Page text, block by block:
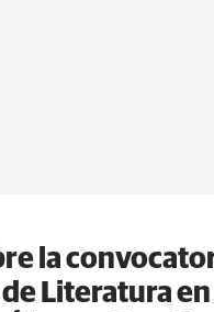
la
Literatura